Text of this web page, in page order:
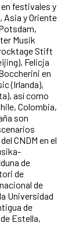
festivales y
Asia y Oriente
Musik
Stift
Felicja
en
(Irlanda),
así como
Colombia,
son
CNDM en el
de
de
de
Universidad
de
Estella,